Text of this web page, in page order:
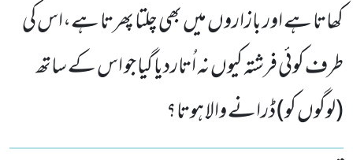
کھاتا ہے اور بازاروں میں بھی چلتا پھرتا ہے،اس کی
طرف کوئی فرشتہ کیوں نہ اُتاردیا گیا جو اس کے ساتھ
(لوگوں کو) ڈرانے والا ہوتا؟